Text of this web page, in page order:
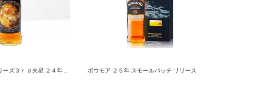
マルス 天体観測シリーズ３ｒｄ火星 ２４年 シェリーカスク＃１５７ ボウモア ２５年 スモールバッチ リリース